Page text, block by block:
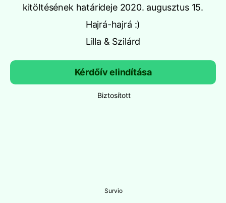
kitöltésének határideje 2020. augusztus 15.
Hajrá-hajrá :)
Lilla & Szilárd
Kérdőív elindítása
Biztosított
Survio